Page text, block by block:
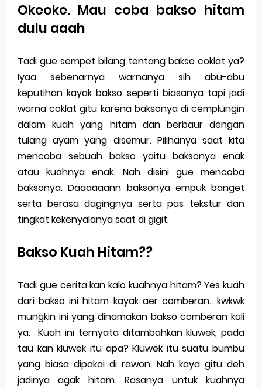
Okeoke. Mau coba bakso hitam
dulu aaah
Tadi gue sempet bilang tentang bakso coklat ya?
Iyaa sebenarnya warnanya sih abu-abu
keputihan kayak bakso seperti biasanya tapi jadi
warna coklat gitu karena baksonya di cemplungin
dalam kuah yang hitam dan berbaur dengan
tulang ayam yang disemur. Pilihanya saat kita
mencoba sebuah bakso yaitu baksonya enak
atau kuahnya enak. Nah disini gue mencoba
baksonya. Daaaaaann baksonya empuk banget
serta berasa dagingnya serta pas tekstur dan
tingkat kekenyalanya saat di gigit.
Bakso Kuah Hitam??
Tadi gue cerita kan kalo kuahnya hitam? Yes kuah
dari bakso ini hitam kayak aer comberan.. kwkwk
mungkin ini yang dinamakan bakso comberan kali
ya. Kuah ini ternyata ditambahkan kluwek, pada
tau kan kluwek itu apa? Kluwek itu suatu bumbu
yang biasa dipakai di rawon. Nah kaya gitu deh
jadinya agak hitam. Rasanya untuk kuahnya